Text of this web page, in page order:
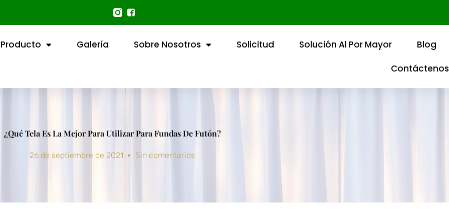
Producto Galería Sobre Nosotros Solicitud Solución Al Por Mayor
Blog
Contáctenos
¿Qué Tela Es La Mejor Para Utilizar Para Fundas De Futón?
26 de septiembre de 2021 Sin comentarios